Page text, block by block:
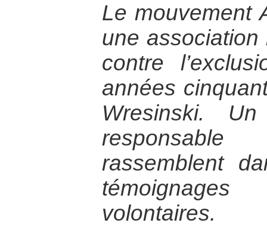
Le mouvement
une association
contre
années
Wresinski.
rassemblent
volontaires.